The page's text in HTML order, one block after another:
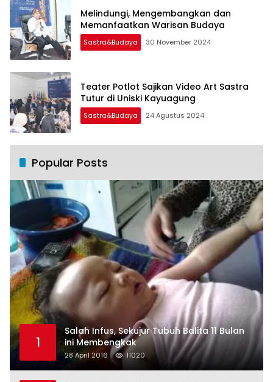
Melindungi, Mengembangkan dan
Memanfaatkan Warisan Budaya
Sastra&Budaya 30 November 2024
Teater Potlot Sajikan Video Art Sastra
Tutur di Uniski Kayuagung
Sastra&Budaya 24 Agustus 2024
Popular Posts
1
Salah Infus, Sekujur Tubuh Balita 11 Bulan
ini Membengkak
28 April 2016 11020